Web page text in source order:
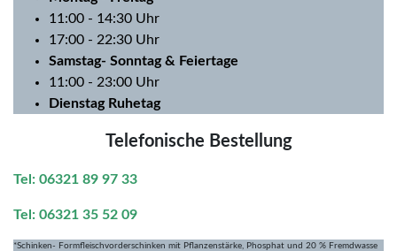
11:00 - 14:30 Uhr
17:00 - 22:30 Uhr
Samstag- Sonntag & Feiertage
11:00 - 23:00 Uhr
Dienstag Ruhetag
Telefonische Bestellung
Tel: 06321 89 97 33
Tel: 06321 35 52 09
*Schinken- Formfleischvorderschinken mit Pflanzenstärke, Phosphat und 20 % Fremdwasse